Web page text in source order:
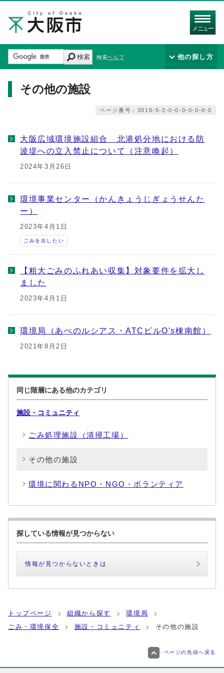
メニュー
検索 検索ヘルプ 他の探し方
その他の施設
ページ番号：3016-5-2-0-0-0-0-0-0-0
大阪広域環境施設組合 北港処分地における防
波堤への立入禁止について（注意喚起）
2024年3月26日
環境事業センター（かんきょうじぎょうせんた
ー）
2023年4月1日
ごみを出したい
【粗大ごみのふれあい収集】対象要件を拡大し
ました
2023年4月1日
環境局（あべのルシアス・ATCビルO's棟南館）
2021年8月2日
同じ階層にある他のカテゴリ
施設・コミュニティ
ごみ処理施設（清掃工場）
その他の施設
環境に関わるNPO・NGO・ボランティア
探している情報が見つからない
情報が見つからないときは
トップページ 組織から探す
環境局
ごみ・環境保全
施設・コミュニティ その他の施設
ページの先頭へ戻る